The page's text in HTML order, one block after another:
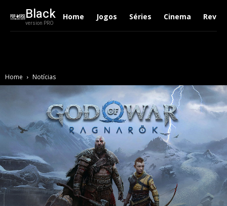
Black
version PRO
Home Jogos Séries Cinema
Home Notícias